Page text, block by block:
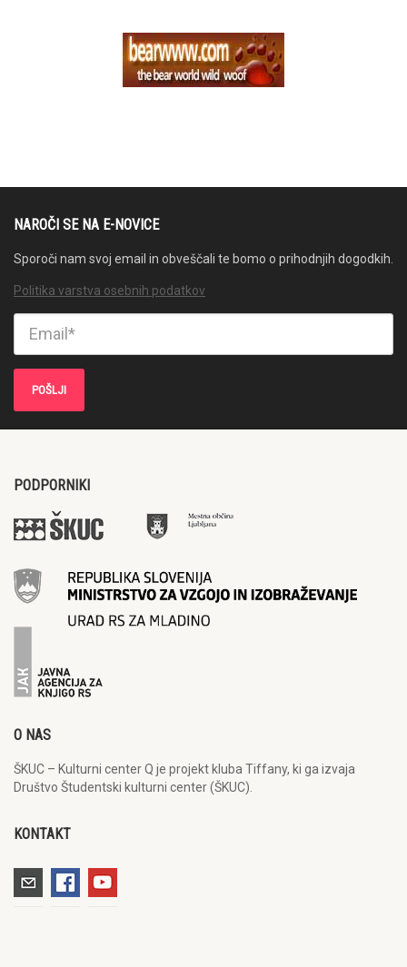
NAROČI SE NA E-NOVICE
Sporoči nam svoj email in obveščali te bomo o prihodnjih dogodkih.
Politika varstva osebnih podatkov
PODPORNIKI
O NAS
ŠKUC – Kulturni center Q je projekt kluba Tiffany, ki ga izvaja
Društvo Študentski kulturni center (ŠKUC).
KONTAKT